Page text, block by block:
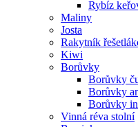
Rybíz
Maliny
Josta
Rakytník
Kiwi
Borůvky
Borůvky
Borůvky
Borůvky
Vinná réva stolní